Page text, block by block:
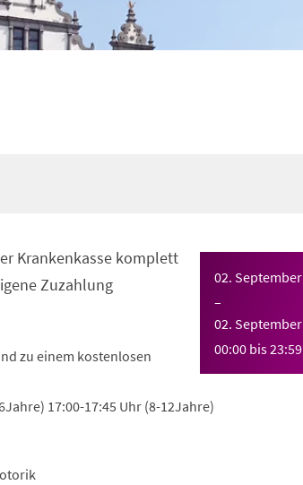
02.
–
02.
00:00 bis23:59
Krankenkasse komplett
Zuzahlung
zu einem kostenlosen
17:00-17:45 Uhr (8-12Jahre)